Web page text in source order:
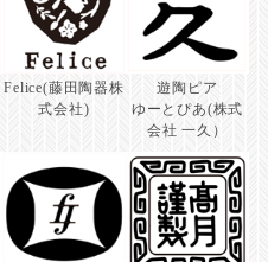
Felice(藤田陶器株
式会社)
遊陶ピア
ゆーとぴあ(株式
会社 一久）